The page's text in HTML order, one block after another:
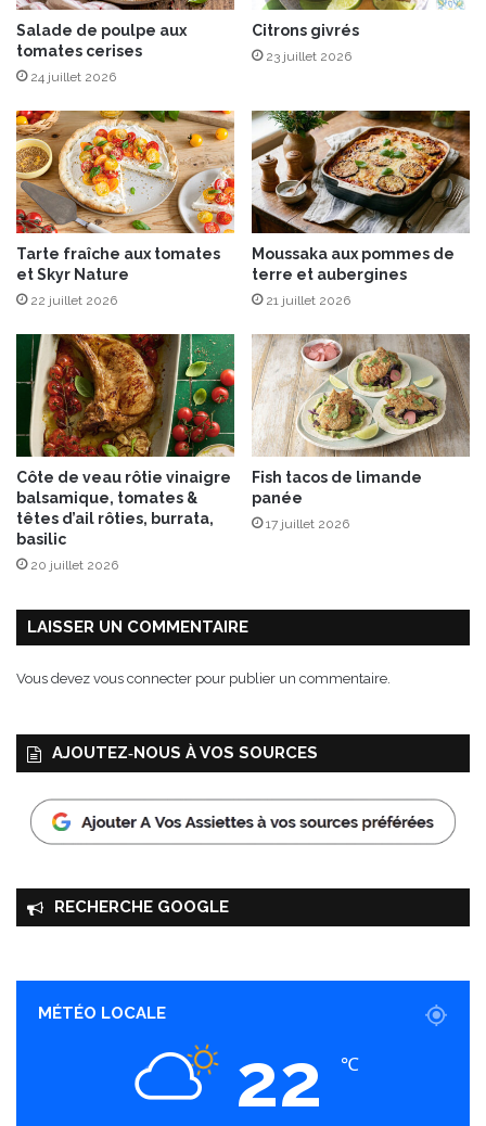
i
r
s
s
c
r
é
s
d
’
é
t
é
p
a
r
f
m
é
a
u
z
a
a
t
a
Salade de poulpe aux
tomates cerises
24 juillet 2026
Citrons givrés
23 juillet 2026
Tarte fraîche aux tomates
et Skyr Nature
22 juillet 2026
Moussaka aux pommes de
terre et aubergines
21 juillet 2026
Côte de veau rôtie vinaigre
balsamique, tomates &
têtes d’ail rôties, burrata,
basilic
20 juillet 2026
Fish tacos de limande
panée
17 juillet 2026
LAISSER UN COMMENTAIRE
Vous devez vous connecter pour publier un commentaire.
AJOUTEZ‑NOUS À VOS SOURCES
RECHERCHE GOOGLE
MÉTÉO LOCALE
22 ℃